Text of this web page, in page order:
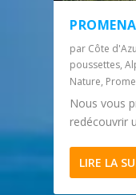
par Côte
poussettes,
Nature,
Nous vous
redécouvrir
LIRE LA